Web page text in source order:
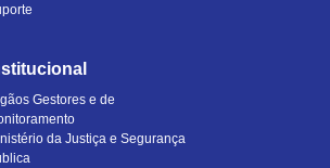
Gestores e de
da Justiça e Segurança